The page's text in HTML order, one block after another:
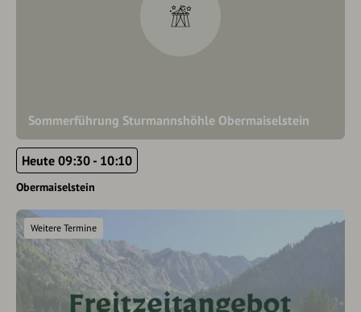
Sommerführung Sturmannshöhle Obermaiselstein
Heute 09:30 - 10:10
Obermaiselstein
Weitere Termine